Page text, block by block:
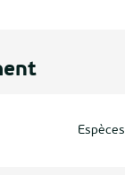
Espèces